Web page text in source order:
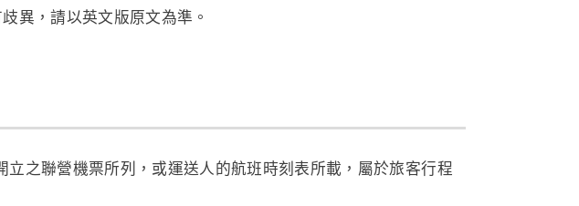
異，請以英文版原文為準。
之聯營機票所列，或運送人的航班時刻表所載，屬於旅客行程